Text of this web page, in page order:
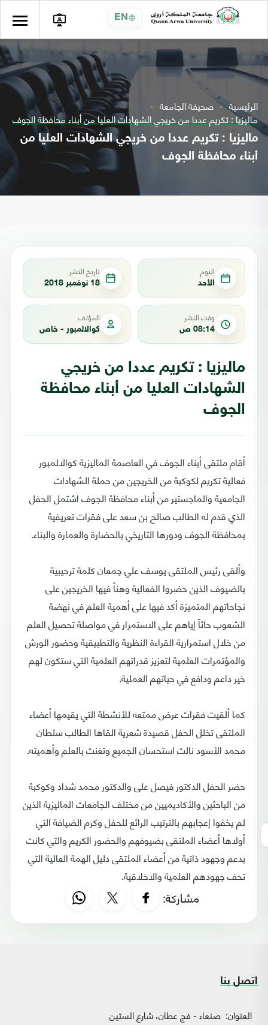
EN
الرئيسية صحيفة الجامعة
ماليزيا : تكريم عددا من خريجي الشهادات العليا من أبناء محافظة الجوف
ماليزيا : تكريم عددا من خريجي الشهادات العليا من
أبناء محافظة الجوف
اليوم
الأحد
تاريخ النشر
18 نوفمبر 2018
وقت النشر
08:14 ص
المؤلف
كوالالمبور - خاص
ماليزيا : تكريم عددا من خريجي
الشهادات العليا من أبناء محافظة
الجوف
أقام ملتقى أبناء الجوف في العاصمة الماليزية كوالالمبور
فعالية تكريم لكوكبة من الخريجين من حملة الشهادات
الجامعية والماجستير من أبناء محافظة الجوف اشتمل الحفل
الذي قدم له الطالب صالح بن سعد على فقرات تعريفية
بمحافظة الجوف ودورها التاريخي بالحضارة والعمارة والبناء.
وألقى رئيس الملتقى يوسف علي جمعان كلمة ترحيبية
بالضيوف الذين حضروا الفعالية وهنأ فيها الخريجين على
نجاحاتهم المتميزة أكد فيها على أهمية العلم في نهضة
الشعوب حاثاً إياهم على الاستمرار في مواصلة تحصيل العلم
من خلال استمرارية القراءة النظرية والتطبيقية وحضور الورش
والمؤتمرات العلمية لتعزيز قدراتهم العلمية التي ستكون لهم
خير داعم ودافع في حياتهم العملية.
كما ألقيت فقرات عرض ممتعه للأنشطة التي يقيمها أعضاء
الملتقى تخلل الحفل قصيدة شعرية القاها الطالب سلطان
محمد الأسود نالت استحسان الجميع وتغنت بالعلم وأهميته.
حضر الحفل الدكتور فيصل على والدكتور محمد شداد وكوكبة
من الباحثين والأكاديميين من مختلف الجامعات الماليزية الذين
لم يخفوا إعجابهم بالترتيب الرائع للحفل وكرم الضيافة التي
أولاها أعضاء الملتقى بضيوفهم والحضور الكريم والتي كانت
بدعم وجهود ذاتية من أعضاء الملتقى دليل الهمة العالية التي
تحف جهودهم العلمية والاخلاقية.
مشاركة:
اتصل بنا
العنوان: صنعاء - فج عطان، شارع الستين